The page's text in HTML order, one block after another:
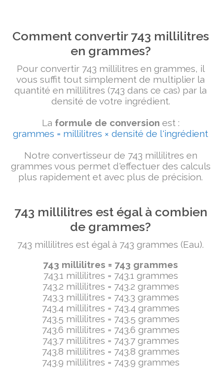
Comment convertir 743 millilitres
en grammes?
Pour convertir 743 millilitres en grammes, il
vous suffit tout simplement de multiplier la
quantité en millilitres (743 dans ce cas) par la
densité de votre ingrédient.
La formule de conversion est :
grammes = millilitres × densité de l'ingrédient
Notre convertisseur de 743 millilitres en
grammes vous permet d'effectuer des calculs
plus rapidement et avec plus de précision.
743 millilitres est égal à combien
de grammes?
743 millilitres est égal à 743 grammes (Eau).
743 millilitres = 743 grammes
743.1 millilitres = 743.1 grammes
743.2 millilitres = 743.2 grammes
743.3 millilitres = 743.3 grammes
743.4 millilitres = 743.4 grammes
743.5 millilitres = 743.5 grammes
743.6 millilitres = 743.6 grammes
743.7 millilitres = 743.7 grammes
743.8 millilitres = 743.8 grammes
743.9 millilitres = 743.9 grammes